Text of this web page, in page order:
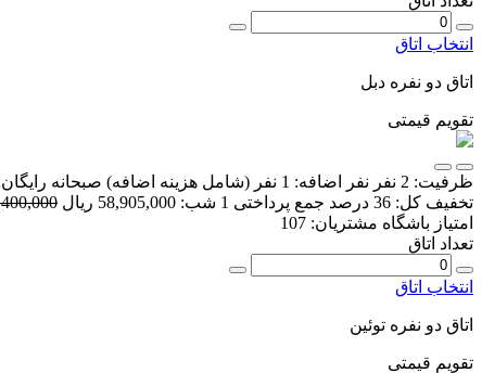
انتخاب اتاق
اتاق دو نفره دبل
تقویم قیمتی
ظرفیت: 2 نفر نفر اضافه: 1 نفر (شامل هزینه اضافه) صبحانه
تخفیف کل: 36 درصد جمع پرداختی 1 شب: 58,905,000 ریال
92,400,000
امتیاز باشگاه مشتریان: 107
تعداد اتاق
انتخاب اتاق
اتاق دو نفره توئین
تقویم قیمتی